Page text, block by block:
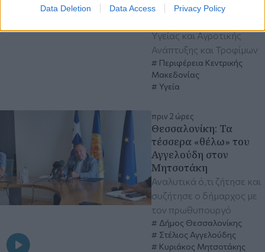
Data Deletion Data Access Privacy Policy
απαιτούμενες άδειες από
Υγείας και Αγροτικής
Ανάπτυξης και Τροφίμων
Περιφέρεια Κεντρικής
Μακεδονίας
Υγεία
πριν 2 ώρες
Θεσσαλονίκη: Τα
τέσσερα «θέλω» του
Αγγελούδη στον
Μητσοτάκη
Αναλυτικά ό,τι ζήτησε και
συζήτησε ο δήμαρχος με
τον πρωθυπουργό
Δήμος Θεσσαλονίκης
Στέλιος Αγγελούδης
Κυριάκος Μητσοτάκης